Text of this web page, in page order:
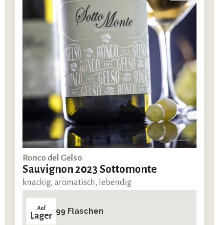
Ronco del Gelso
Sauvignon 2023 Sottomonte
knackig, aromatisch, lebendig
Auf
Lager 99 Flaschen